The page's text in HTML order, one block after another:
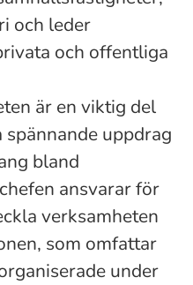
och leder
och offentliga
är en viktig del
spännande uppdrag
bland
ansvarar för
verksamheten
som omfattar
under